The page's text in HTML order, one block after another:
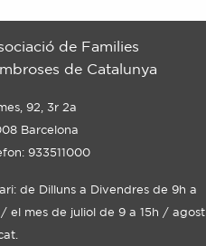
de Families
de Catalunya
92, 3r 2a
Barcelona
933511000
de Dilluns a Divendres de 9h a
/ el mes de juliol de 9 a 15h / agost